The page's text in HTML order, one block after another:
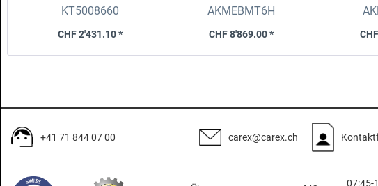
Werkbank-Montagehalter, 7-tlg
KT5008660
CHF 2'431.10 *
BMW M6 Gran Coupé (F06), MY
AKMEBMT6H
CHF 8'869.00 *
Series M
+41 71 844 07 00 carex@carex.ch
07:45-